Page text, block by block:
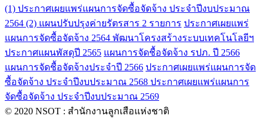
(1) ประกาศเผยแพร่แผนการจัดซื้อจัดจ้าง ประจำปีงบประมาณ
2564 (2) แผนปรับปรุงค่ายรัตรสาร 2 รายการ ประกาศเผยแพร่
แผนการจัดซื้อจัดจ้าง 2564 พัฒนาโครงสร้างระบบเทคโนโลยีฯ
ประกาศแผนพัสดุปี 2565 แผนการจัดชื้อจัดจ้าง รปภ. ปี 2566
แผนการจัดชื้อจัดจ้างประจำปี 2566 ประกาศเผยแพร่แผนการจัด
ซื้อจัดจ้าง ประจำปีงบประมาณ 2568 ประกาศเผยแพร่แผนการ
จัดซื้อจัดจ้าง ประจำปีงบประมาณ 2569
© 2020 NSOT : สำนักงานลูกเสือแห่งชาติ